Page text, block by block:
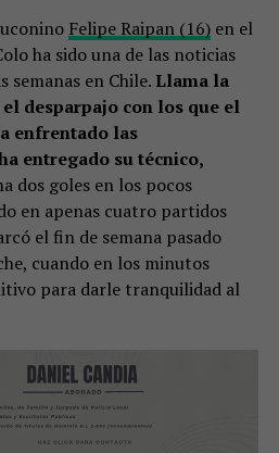
Felipe Raipan (16)en el
ha sido una de las noticias
semanas en Chile. Llama la
desparpajo con los que el
enfrentado las
entregado su técnico,
dos goles en los pocos
en apenas cuatro partidos
el fin de semana pasado
cuando en los minutos
para darle tranquilidad al